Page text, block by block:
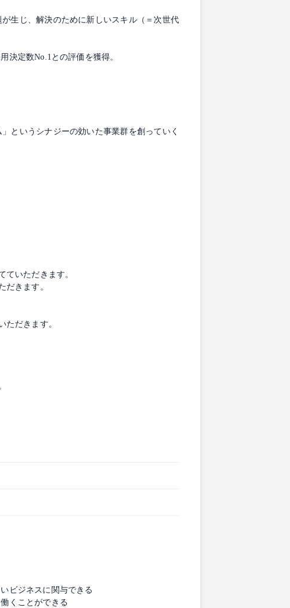
生じ、解決のために新しいスキル（＝次世代
決定数No.1との評価を獲得。
というシナジーの効いた事業群を創っていく
いただきます。
だきます。
だきます。
ビジネスに関与できる
くことができる